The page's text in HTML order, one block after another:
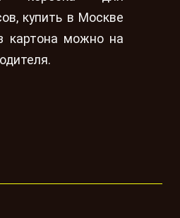
купить в Москве
картона можно на